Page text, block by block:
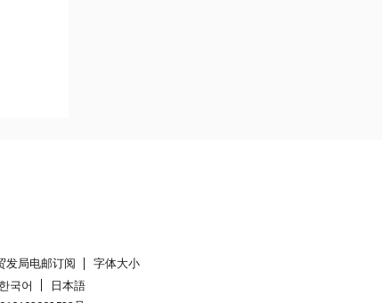
发局电邮订阅
字体大小
한국어
日本語